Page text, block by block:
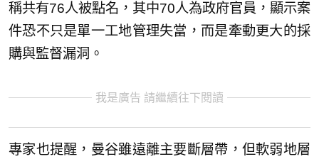
稱共有76人被點名，其中70人為政府官員，顯示案
件恐不只是單一工地管理失當，而是牽動更大的採
購與監督漏洞。
我是廣告 請繼續往下閱讀
專家也提醒，曼谷雖遠離主要斷層帶，但軟弱地層